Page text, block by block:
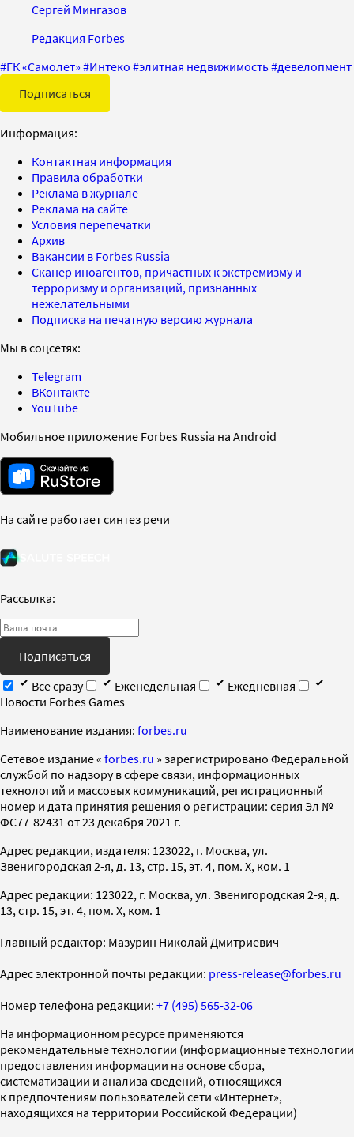
Сергей Мингазов
Редакция Forbes
#ГК «Самолет» #Интеко #элитная недвижимость#девелопмент
Подписаться
Информация:
Контактная информация
Правила обработки
Реклама в журнале
Реклама на сайте
Условия перепечатки
Архив
Вакансии в Forbes Russia
Сканер иноагентов, причастных к экстремизму и
терроризму и организаций, признанных
нежелательными
Подписка на печатную версию журнала
Мы в соцсетях:
Telegram
ВКонтакте
YouTube
Мобильное приложение Forbes Russia на Android
На сайте работает синтез речи
Рассылка:
Подписаться
Все сразу
Еженедельная
Ежедневная
Новости Forbes Games
Наименование издания: forbes.ru
Cетевое издание « forbes.ru » зарегистрировано Федеральной
службой по надзору в сфере связи, информационных
технологий и массовых коммуникаций, регистрационный
номер и дата принятия решения о регистрации: серия Эл №
ФС77-82431 от 23 декабря 2021 г.
Адрес редакции, издателя: 123022, г. Москва, ул.
Звенигородская 2-я, д. 13, стр. 15, эт. 4, пом. X, ком. 1
Адрес редакции: 123022, г. Москва, ул. Звенигородская 2-я, д.
13, стр. 15, эт. 4, пом. X, ком. 1
Главный редактор: Мазурин Николай Дмитриевич
Адрес электронной почты редакции: press-release@forbes.ru
Номер телефона редакции: +7 (495) 565-32-06
На информационном ресурсе применяются
рекомендательные технологии (информационные технологии
предоставления информации на основе сбора,
систематизации и анализа сведений, относящихся
к предпочтениям пользователей сети «Интернет»,
находящихся на территории Российской Федерации)